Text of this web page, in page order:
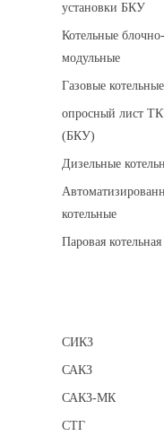
установки БКУ
Котельные блочно-
модульные
Газовые котельные
опросный лист
(БКУ)
Дизельные
котельные
Паровая котельная
СИКЗ
САКЗ
САКЗ-МК
СТГ